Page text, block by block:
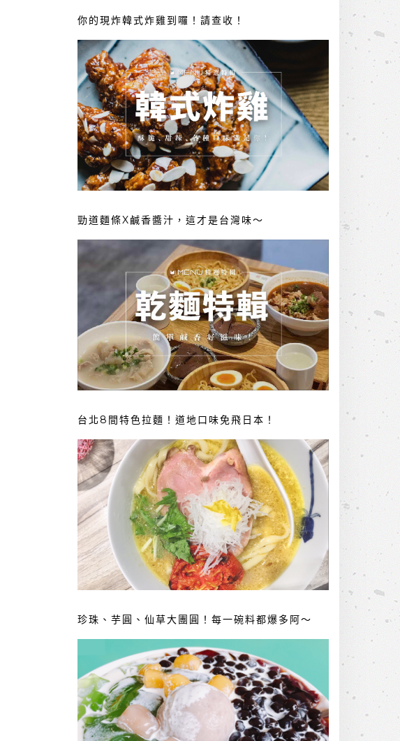
你的現炸韓式炸雞到囉！請查收！
勁道麵條X鹹香醬汁，這才是台灣味～
台北8間特色拉麵！道地口味免飛日本！
珍珠、芋圓、仙草大團圓！每一碗料都爆多阿～